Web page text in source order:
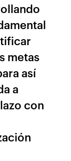
metas
así
a
con